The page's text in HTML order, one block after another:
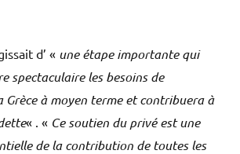
d’ « une étape importante qui
spectaculaire les besoins de
Grèce à moyen terme et contribuera à
« . « Ce soutien du privé est une
de la contribution de toutes les